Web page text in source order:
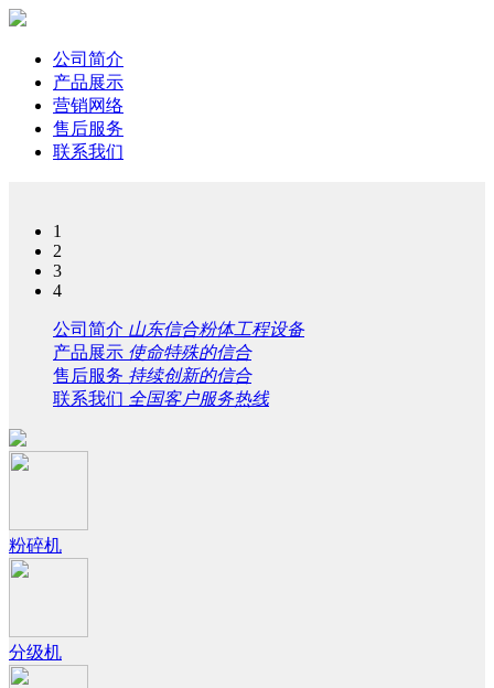
公司简介
产品展示
营销网络
售后服务
联系我们
1
2
3
4
公司简介 山东信合粉体工程设备
产品展示 使命特殊的信合
售后服务 持续创新的信合
联系我们 全国客户服务热线
粉碎机
分级机